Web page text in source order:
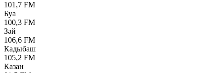
101,7 FM
Буа
100,3 FM
Зәй
106,6 FM
Кадыбаш
105,2 FM
Казан